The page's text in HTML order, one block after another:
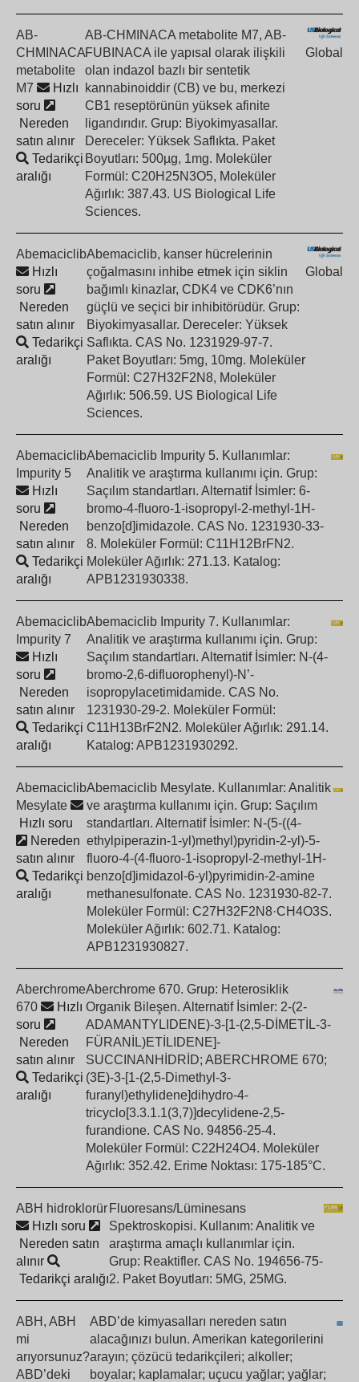
AB-
CHMINACA
metabolite
M7
Hızlı
soru
Nereden
satın alınır
Tedarikçi
aralığı
AB-CHMINACA metabolite M7, AB-
FUBINACA ile yapısal olarak ilişkili
olan indazol bazlı bir sentetik
kannabinoiddir (CB) ve bu, merkezi
CB1 reseptörünün yüksek afinite
ligandırıdır. Grup: Biyokimyasallar.
Dereceler: Yüksek Saflıkta. Paket
Boyutları: 500µg, 1mg. Moleküler
Formül: C20H25N3O5, Moleküler
Ağırlık: 387.43. US Biological Life
Sciences.
Global
Abemaciclib
Hızlı
soru
Nereden
satın alınır
Tedarikçi
aralığı
Abemaciclib, kanser hücrelerinin
çoğalmasını inhibe etmek için siklin
bağımlı kinazlar, CDK4 ve CDK6’nın
güçlü ve seçici bir inhibitörüdür. Grup:
Biyokimyasallar. Dereceler: Yüksek
Saflıkta. CAS No. 1231929-97-7.
Paket Boyutları: 5mg, 10mg. Moleküler
Formül: C27H32F2N8, Moleküler
Ağırlık: 506.59. US Biological Life
Sciences.
Global
Abemaciclib
Impurity 5
Hızlı
soru
Nereden
satın alınır
Tedarikçi
aralığı
Abemaciclib Impurity 5. Kullanımlar:
Analitik ve araştırma kullanımı için. Grup:
Saçılım standartları. Alternatif İsimler: 6-
bromo-4-fluoro-1-isopropyl-2-methyl-1H-
benzo[d]imidazole. CAS No. 1231930-33-
8. Moleküler Formül: C11H12BrFN2.
Moleküler Ağırlık: 271.13. Katalog:
APB1231930338.
Abemaciclib
Impurity 7
Hızlı
soru
Nereden
satın alınır
Tedarikçi
aralığı
Abemaciclib Impurity 7. Kullanımlar:
Analitik ve araştırma kullanımı için. Grup:
Saçılım standartları. Alternatif İsimler: N-(4-
bromo-2,6-difluorophenyl)-N’-
isopropylacetimidamide. CAS No.
1231930-29-2. Moleküler Formül:
C11H13BrF2N2. Moleküler Ağırlık: 291.14.
Katalog: APB1231930292.
Abemaciclib
Mesylate
Hızlı soru
Nereden
satın alınır
Tedarikçi
aralığı
Abemaciclib Mesylate. Kullanımlar: Analitik
ve araştırma kullanımı için. Grup: Saçılım
standartları. Alternatif İsimler: N-(5-((4-
ethylpiperazin-1-yl)methyl)pyridin-2-yl)-5-
fluoro-4-(4-fluoro-1-isopropyl-2-methyl-1H-
benzo[d]imidazol-6-yl)pyrimidin-2-amine
methanesulfonate. CAS No. 1231930-82-7.
Moleküler Formül: C27H32F2N8·CH4O3S.
Moleküler Ağırlık: 602.71. Katalog:
APB1231930827.
Aberchrome
670
Hızlı
soru
Nereden
satın alınır
Tedarikçi
aralığı
Aberchrome 670. Grup: Heterosiklik
Organik Bileşen. Alternatif İsimler: 2-(2-
ADAMANTYLIDENE)-3-[1-(2,5-DİMETİL-3-
FÜRANİL)ETİLIDENE]-
SUCCINANHİDRİD; ABERCHROME 670;
(3E)-3-[1-(2,5-Dimethyl-3-
furanyl)ethylidene]dihydro-4-
tricyclo[3.3.1.1(3,7)]decylidene-2,5-
furandione. CAS No. 94856-25-4.
Moleküler Formül: C22H24O4. Moleküler
Ağırlık: 352.42. Erime Noktası: 175-185°C.
ABH hidroklorür
Hızlı soru
Nereden satın
alınır
Tedarikçi aralığı
Fluoresans/Lüminesans
Spektroskopisi. Kullanım: Analitik ve
araştırma amaçlı kullanımlar için.
Grup: Reaktifler. CAS No. 194656-75-
2. Paket Boyutları: 5MG, 25MG.
ABH, ABH
mi
arıyorsunuz?
ABD’deki
ABD’de kimyasalları nereden satın
alacağınızı bulun. Amerikan kategorilerini
arayın; çözücü tedarikçileri; alkoller;
boyalar; kaplamalar; uçucu yağlar; yağlar;